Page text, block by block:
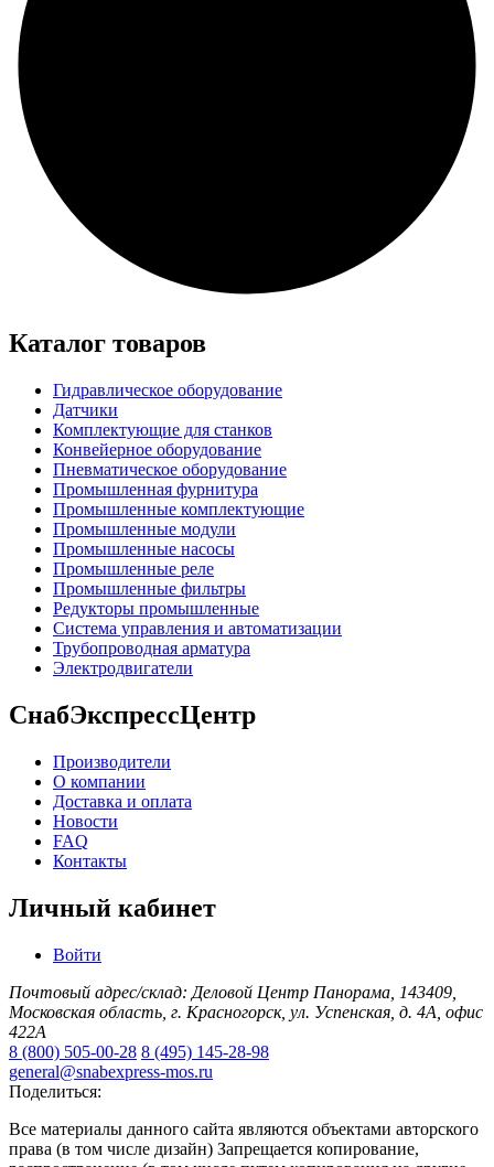
Каталог товаров
Гидравлическое оборудование
Датчики
Комплектующие для станков
Конвейерное оборудование
Пневматическое оборудование
Промышленная фурнитура
Промышленные комплектующие
Промышленные модули
Промышленные насосы
Промышленные реле
Промышленные фильтры
Редукторы промышленные
Система управления и автоматизации
Трубопроводная арматура
Электродвигатели
СнабЭкспрессЦентр
Производители
О компании
Доставка и оплата
Новости
FAQ
Контакты
Личный кабинет
Войти
Почтовый адрес/склад: Деловой Центр Панорама, 143409,
Московская область, г. Красногорск, ул. Успенская, д. 4А, офис
422А
8 (800) 505-00-28 8 (495) 145-28-98
general@snabexpress-mos.ru
Поделиться:
Все материалы данного сайта являются объектами авторского
права (в том числе дизайн) Запрещается копирование,